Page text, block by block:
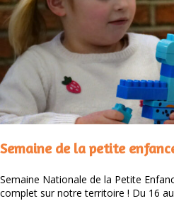
Semaine de la petite
Semaine Nationale de la Petite
complet sur notre territoire ! Du 16